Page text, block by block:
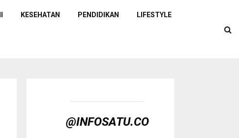
KESEHATAN PENDIDIKAN LIFESTYLE
@INFOSATU.CO